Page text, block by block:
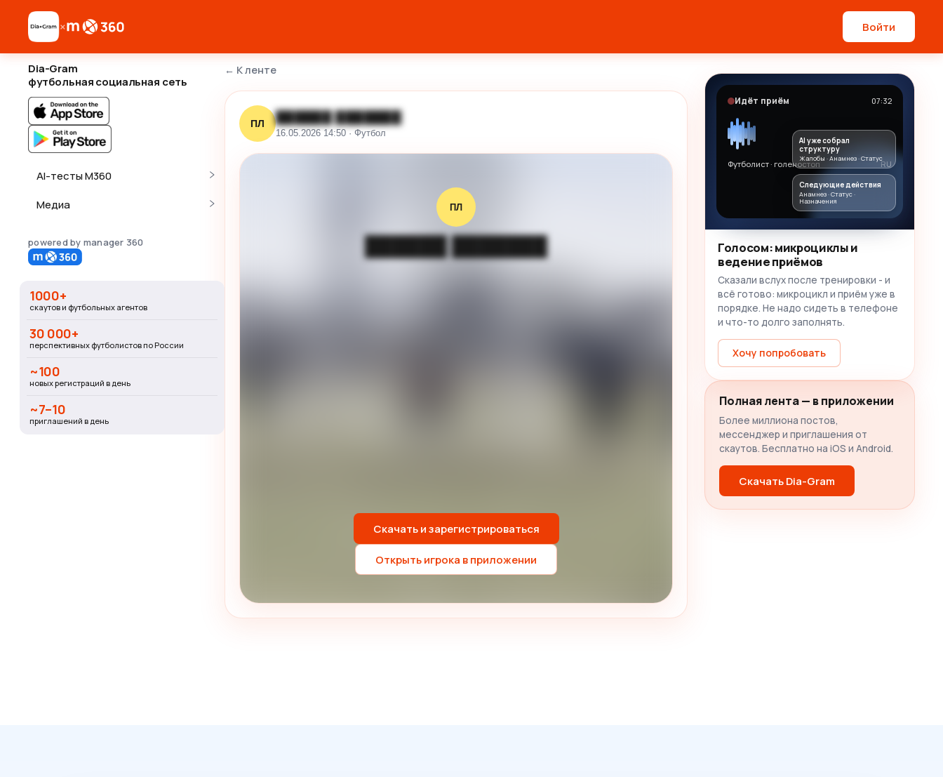
× Войти
Dia-Gram
футбольная социальная сеть
AI-тесты M360
Медиа
powered by manager 360
1000+
скаутов и футбольных агентов
30 000+
перспективных футболистов по России
~100
новых регистраций в день
~7–10
приглашений в день
← К ленте
ПЛ ██████ ███████
16.05.2026 14:50 · Футбол
ПЛ
██████ ███████
Скачать и зарегистрироваться
Открыть игрока в приложении
Идёт приём 07:32
Футболист · голеностоп RU
AI уже собрал
структуру
Жалобы · Анамнез · Статус
Следующие действия
Анамнез · Статус ·
Назначения
Голосом: микроциклы и
ведение приёмов
Сказали вслух после тренировки - и
всё готово: микроцикл и приём уже в
порядке. Не надо сидеть в телефоне
и что-то долго заполнять.
Хочу попробовать
Полная лента — в приложении
Более миллиона постов,
мессенджер и приглашения от
скаутов. Бесплатно на iOS и Android.
Скачать Dia-Gram